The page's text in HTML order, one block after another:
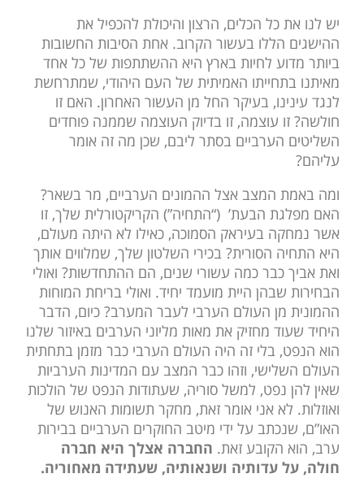
יש לנו את כל הכלים, הרצון והיכולת להכפיל את
ההישגים הללו בעשור הקרוב. אחת הסיבות החשובות
ביותר מדוע לחיות בארץ היא ההשתתפות של כל אחד
מאיתנו בתחייתו האמיתית של העם היהודי, שמתרחשת
לנגד עינינו, בעיקר החל מן העשור האחרון. האם זו
חולשה? זו עוצמה, זו בדיוק העוצמה שממנה פוחדים
השליטים הערביים בסתר ליבם, שכן מה זה אומר
עליהם?
ומה באמת המצב אצל ההמונים הערביים, מר בשאר?
האם מפלגת הבעת’ (“התחיה”) הקריקטורלית שלך, זו
אשר נמחקה בעיראק הסמוכה, כאילו לא היתה מעולם,
היא התחיה הסורית? בכירי השלטון שלך, שמלווים אותך
ואת אביך כבר כמה עשורי שנים, הם ההתחדשות? ואולי
הבחירות שבהן היית מועמד יחיד. ואולי בריחת המוחות
ההמונית מן העולם הערבי לעבר המערב? כיום, הדבר
היחיד שעוד מחזיק את מאות מליוני הערבים באיזור שלנו
הוא הנפט, בלי זה היה העולם הערבי כבר מזמן בתחתית
העולם השלישי, וזהו כבר המצב עם המדינות הערביות
שאין להן נפט, למשל סוריה, שעתודות הנפט של הולכות
ואוזלות. לא אני אומר זאת, מחקר תשומות האנוש של
האו”ם, שנכתב על ידי מיטב החוקרים הערביים בבירות
ערב, הוא הקובע זאת. החברה אצלך היא חברה
חולה, על עדותיה ושנאותיה, שעתידה מאחוריה.